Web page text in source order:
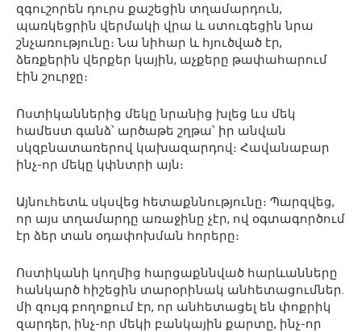
զգուշորեն դուրս քաշեցին տղամարդուն,
պառկեցրին վերմակի վրա և ստուգեցին նրա
շնչառությունը։ Նա նիհար և հյուծված էր,
ձեռքերին վերքեր կային, աչքերը թափահարում
էին շուրջը։
Ոստիկաններից մեկը նրանից խլեց ևս մեկ
համեստ գանձ՝ արծաթե շղթա՝ իր անվան
սկզբնատառերով կախազարդով։ Հավանաբար
ինչ-որ մեկը կփնտրի այն։
Այնուհետև սկսվեց հետաքննությունը։ Պարզվեց,
որ այս տղամարդը առաջինը չէր, ով օգտագործում
էր ձեր տան օդափոխման հորերը։
Ոստիկանի կողմից հարցաքննված հարևանները
հանկարծ հիշեցին տարօրինակ անհետացումներ.
մի զույգ բողոքում էր, որ անհետացել են փոքրիկ
զարդեր, ինչ-որ մեկի բանկային քարտը, ինչ-որ